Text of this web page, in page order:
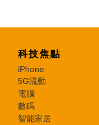
科技焦點
iPhone
5G流動
電腦
數碼
智能家居